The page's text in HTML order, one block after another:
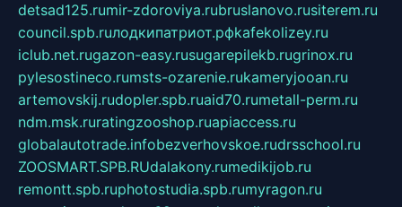
detsad125.rumir-zdoroviya.rubruslanovo.rusiterem.ru
council.spb.ruлодкипатриот.рфkafekolizey.ru
iclub.net.rugazon-easy.rusugarepilekb.rugrinox.ru
pylesostineco.rumsts-ozarenie.rukameryjooan.ru
artemovskij.rudopler.spb.ruaid70.rumetall-perm.ru
ndm.msk.ruratingzooshop.ruapiaccess.ru
globalautotrade.infobezverhovskoe.rudrsschool.ru
ZOOSMART.SPB.RUdalakony.rumedikijob.ru
remontt.spb.ruphotostudia.spb.rumyragon.ru